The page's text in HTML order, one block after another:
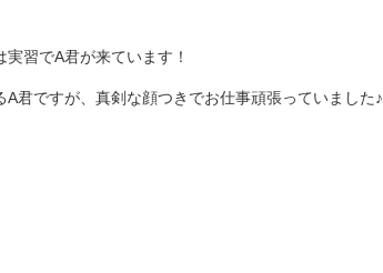
習でA君が来ています！
君ですが、真剣な顔つきでお仕事頑張っていました♪